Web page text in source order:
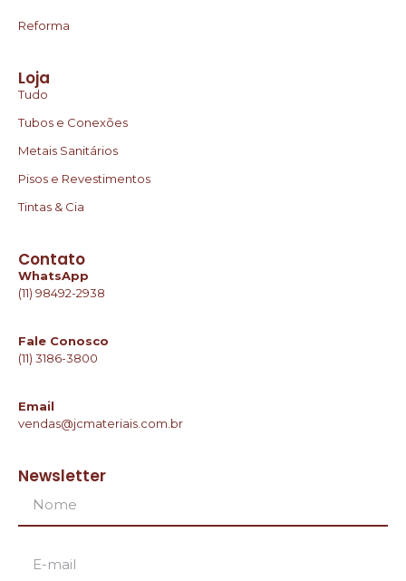
Reforma
Loja
Tudo
Tubos e Conexões
Metais Sanitários
Pisos e Revestimentos
Tintas & Cia
Contato
WhatsApp
(11) 98492-2938
Fale Conosco
(11) 3186-3800
Email
vendas@jcmateriais.com.br
Newsletter